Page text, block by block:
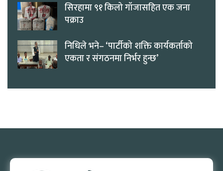
सिरहामा ९१ किलो गाँजासहित एक जना
पक्राउ
निधिले भने– ‘पार्टीको शक्ति कार्यकर्ताको
एकता र संगठनमा निर्भर हुन्छ’